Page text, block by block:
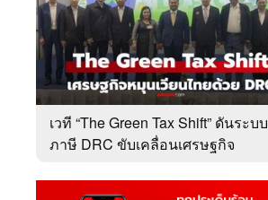
เวที “The Green Tax Shift” ดันระบบ
ภาษี DRC ขับเคลื่อนเศรษฐกิจ